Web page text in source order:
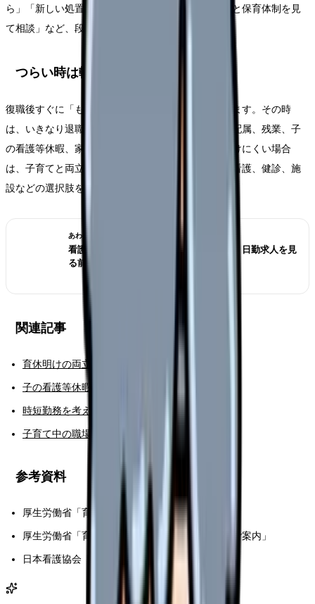
ら」「新しい処置は同行で確認」「夜勤再開は体調と保育体制を見
て相談」など、段階を作れるか相談してください。
つらい時は転職より先に条件を見直す
復職後すぐに「もう辞めたい」と感じることがあります。その時
は、いきなり退職届を出すより、時短、夜勤回数、配属、残業、子
の看護等休暇、家族分担を見直します。それでも続けにくい場合
は、子育てと両立しやすい外来、クリニック、訪問看護、健診、施
設などの選択肢を比較します。
あわせて読みたい
看護師が夜勤なしにすると給料は下がる？日勤求人を見
る前の収入チェック
関連記事
育休明けの両立ガイド
子の看護等休暇ガイド
時短勤務を考える看護師さんへ
子育て中の職場選び
参考資料
厚生労働省「育児休業制度特設サイト」
厚生労働省「育児・介護休業法 改正ポイントのご案内」
日本看護協会「家庭と仕事の両立」